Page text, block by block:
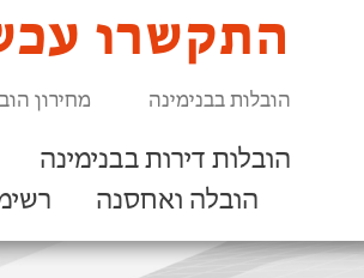
התקשרו
הובלות בבנימינה מחירון
הובלות דירות בבנימינה
הובלה ואחסנה